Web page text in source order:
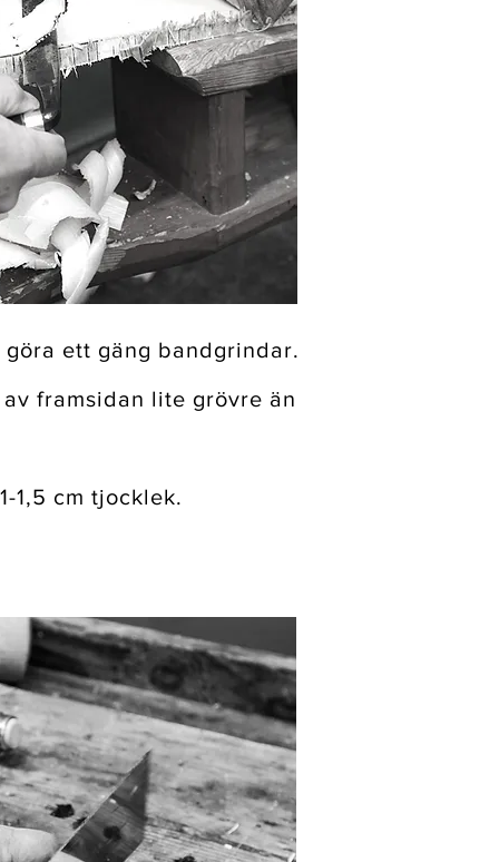
ett gäng bandgrindar.
framsidan lite grövre än
1,5 cm tjocklek.